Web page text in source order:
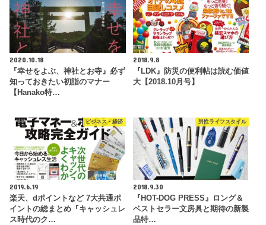
2020.10.18
『幸せをよぶ、神社とお寺』必ず
知っておきたい初詣のマナー
【Hanako特…
2018.9.8
『LDK』防災の便利帖は読む価値
大【2018.10月号】
ビジネス・経済
2019.6.19
楽天、dポイントなど 7大共通ポ
イントの総まとめ『キャッシュレ
ス時代のク…
男性ライフスタイル
2018.9.30
『HOT-DOG PRESS』ロング＆
ベストセラー文房具と期待の新製
品特…